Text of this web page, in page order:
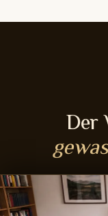
Der